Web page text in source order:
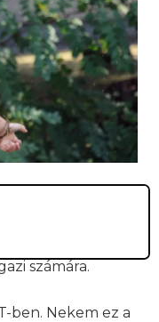
PEOPLE TEAM
turnusonként
feledhetetlenné.
számára.
ben. Nekem ez a